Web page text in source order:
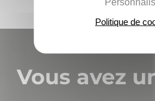
Vous avez
Politique de